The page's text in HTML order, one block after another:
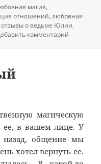
магия,
отношений,любовная
отзывы о ведьме Юлии,
комментарий
магическую
в вашем лице. У
общение мы
хотел вернуть ее.